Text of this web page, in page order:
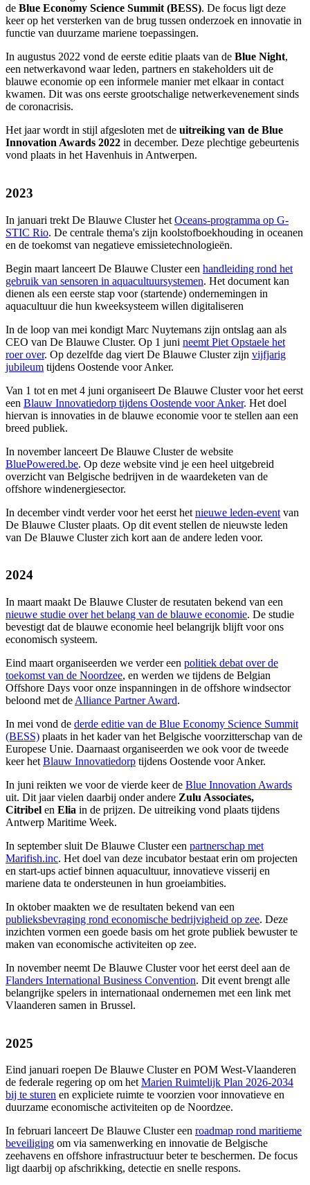
de Blue Economy Science Summit (BESS). De focus ligt deze
keer op het versterken van de brug tussen onderzoek en innovatie in
functie van duurzame mariene toepassingen.
In augustus 2022 vond de eerste editie plaats van de Blue Night,
een netwerkavond waar leden, partners en stakeholders uit de
blauwe economie op een informele manier met elkaar in contact
kwamen. Dit was ons eerste grootschalige netwerkevenement sinds
de coronacrisis.
Het jaar wordt in stijl afgesloten met de uitreiking van de Blue
Innovation Awards 2022 in december. Deze plechtige gebeurtenis
vond plaats in het Havenhuis in Antwerpen.
2023
In januari trekt De Blauwe Cluster het Oceans-programma op G-
STIC Rio. De centrale thema's zijn koolstofboekhouding in oceanen
en de toekomst van negatieve emissietechnologieën.
Begin maart lanceert De Blauwe Cluster een handleiding rond het
gebruik van sensoren in aquacultuursystemen. Het document kan
dienen als een eerste stap voor (startende) ondernemingen in
aquacultuur die hun kweeksysteem willen digitaliseren
In de loop van mei kondigt Marc Nuytemans zijn ontslag aan als
CEO van De Blauwe Cluster. Op 1 juni neemt Piet Opstaele het
roer over. Op dezelfde dag viert De Blauwe Cluster zijn vijfjarig
jubileum tijdens Oostende voor Anker.
Van 1 tot en met 4 juni organiseert De Blauwe Cluster voor het eerst
een Blauw Innovatiedorp tijdens Oostende voor Anker. Het doel
hiervan is innovaties in de blauwe economie voor te stellen aan een
breed publiek.
In november lanceert De Blauwe Cluster de website
BluePowered.be. Op deze website vind je een heel uitgebreid
overzicht van Belgische bedrijven in de waardeketen van de
offshore windenergiesector.
In december vindt verder voor het eerst het nieuwe leden-event van
De Blauwe Cluster plaats. Op dit event stellen de nieuwste leden
van De Blauwe Cluster zich kort aan de andere leden voor.
2024
In maart maakt De Blauwe Cluster de resutaten bekend van een
nieuwe studie over het belang van de blauwe economie. De studie
bevestigt dat de blauwe economie heel belangrijk blijft voor ons
economisch systeem.
Eind maart organiseerden we verder een politiek debat over de
toekomst van de Noordzee, en werden we tijdens de Belgian
Offshore Days voor onze inspanningen in de offshore windsector
beloond met de Alliance Partner Award.
In mei vond de derde editie van de Blue Economy Science Summit
(BESS) plaats in het kader van het Belgische voorzitterschap van de
Europese Unie. Daarnaast organiseerden we ook voor de tweede
keer het Blauw Innovatiedorp tijdens Oostende voor Anker.
In juni reikten we voor de vierde keer de Blue Innovation Awards
uit. Dit jaar vielen daarbij onder andere Zulu Associates,
Citribel en Elia in de prijzen. De uitreiking vond plaats tijdens
Antwerp Maritime Week.
In september sluit De Blauwe Cluster een partnerschap met
Marifish.inc. Het doel van deze incubator bestaat erin om projecten
en start-ups actief binnen aquacultuur, innovatieve visserij en
mariene data te ondersteunen in hun groeiambities.
In oktober maakten we de resultaten bekend van een
publieksbevraging rond economische bedrijvigheid op zee. Deze
inzichten vormen een goede basis om het grote publiek bewuster te
maken van economische activiteiten op zee.
In november neemt De Blauwe Cluster voor het eerst deel aan de
Flanders International Business Convention. Dit event brengt alle
belangrijke spelers in internationaal ondernemen met een link met
Vlaanderen samen in Brussel.
2025
Eind januari roepen De Blauwe Cluster en POM West-Vlaanderen
de federale regering op om het Marien Ruimtelijk Plan 2026-2034
bij te sturen en expliciete ruimte te voorzien voor innovatieve en
duurzame economische activiteiten op de Noordzee.
In februari lanceert De Blauwe Cluster een roadmap rond maritieme
beveiliging om via samenwerking en innovatie de Belgische
zeehavens en offshore infrastructuur beter te beschermen. De focus
ligt daarbij op afschrikking, detectie en snelle respons.